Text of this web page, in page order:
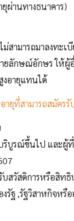
ผ่านทางธนาคาร)
สามารถมาลงทะเบี
ยลักษณ์อักษร ให้ผู้
งอายุแทนได้
ยุที่สามารถสมัครรั
ริบูรณ์ขึ้นไป และผู้
บสวัสดิการหรือสิท
รัฐ ,รัฐวิสาหกิจหรื